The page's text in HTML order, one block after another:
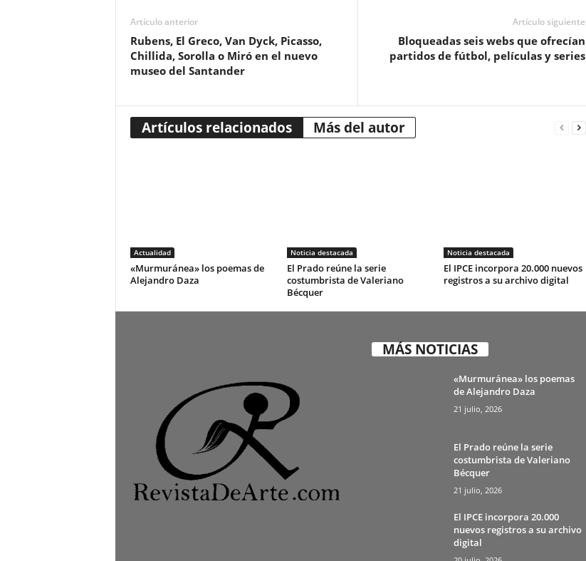
Artículo anterior
Rubens, El Greco, Van Dyck, Picasso,
Chillida, Sorolla o Miró en el nuevo
museo del Santander
Artículo siguiente
Bloqueadas seis webs que ofrecían
partidos de fútbol, películas y series
Artículos relacionados Más del autor
Actualidad
«Murmuránea» los poemas de
Alejandro Daza
Noticia destacada
El Prado reúne la serie
costumbrista de Valeriano
Bécquer
Noticia destacada
El IPCE incorpora 20.000 nuevos
registros a su archivo digital
MÁS NOTICIAS
«Murmuránea» los poemas
de Alejandro Daza
21 julio, 2026
El Prado reúne la serie
costumbrista de Valeriano
Bécquer
21 julio, 2026
El IPCE incorpora 20.000
nuevos registros a su archivo
digital